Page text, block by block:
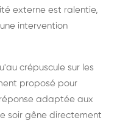
externe est ralentie,
intervention
crépuscule sur les
proposé pour
adaptée aux
soir gêne directement